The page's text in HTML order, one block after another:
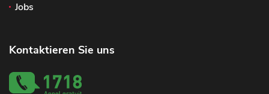
Jobs
Kontaktieren Sie uns